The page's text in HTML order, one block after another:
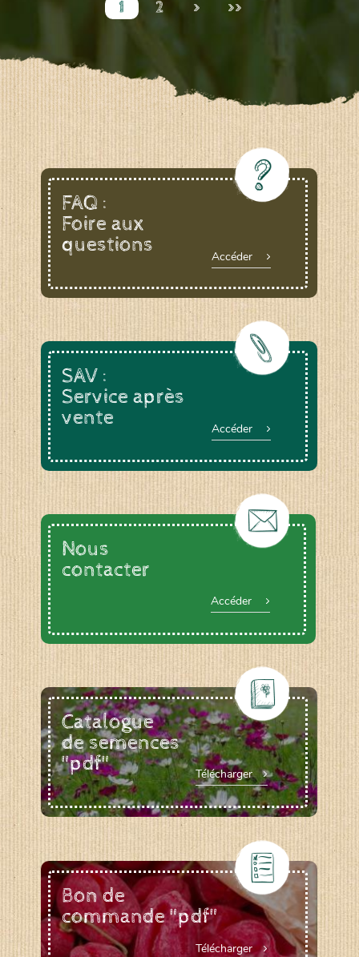
1 2 > >>
FAQ :
Foire aux
questions
Accéder
SAV :
Service après
vente
Accéder
Nous
contacter
Accéder
Catalogue
de semences
"pdf"
Télécharger
Bon de
commande "pdf"
Télécharger